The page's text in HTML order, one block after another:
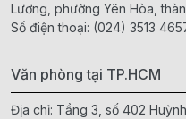
Lương, phường Yên Hòa,
Số điện thoại: (024) 3513
Văn phòng tại TP.HCM
Địa chỉ: Tầng 3, số 402